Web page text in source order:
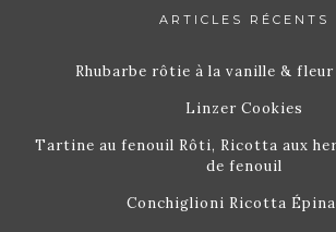
ARTICLES RÉCENTS
Rhubarbe rôtie à la vanille & fleur
Linzer Cookies
Tartine au fenouil Rôti, Ricotta aux
de fenouil
Conchiglioni Ricotta